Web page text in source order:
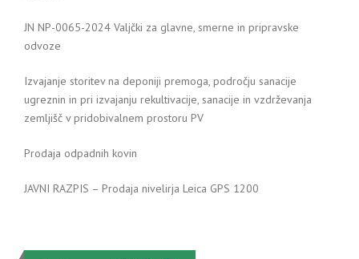
JN NP-0065-2024 Valjčki za glavne, smerne in pripravske
odvoze
Izvajanje storitev na deponiji premoga, področju sanacije
ugreznin in pri izvajanju rekultivacije, sanacije in vzdrževanja
zemljišč v pridobivalnem prostoru PV
Prodaja odpadnih kovin
JAVNI RAZPIS – Prodaja nivelirja Leica GPS 1200